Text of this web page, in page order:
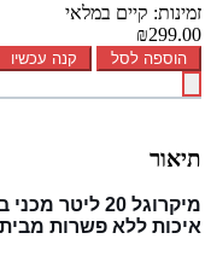
זמינות: קיים במלאי
₪299.00
הוספה לסל קנה עכשיו
תיאור
מיקרוגל 20
איכות ללא פשרות מבית BENATON BT-2059